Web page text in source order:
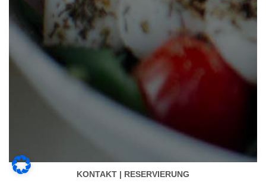
KONTAKT | RESERVIERUNG